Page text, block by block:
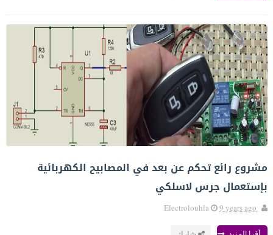
مشروع رائع تحكم عن بعد في المصابيح الكهربائية
بإستعمال جرس لاسلكي
Electrolouhla 9 years ago
أقرا المزيد